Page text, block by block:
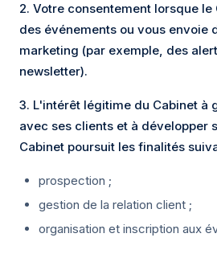
2. Votre consentement lorsque
des événements ou vous envoie
marketing (par exemple, des
newsletter).
3. L'intérêt légitime du Cabinet à
avec ses clients et à développer
Cabinet poursuit les finalités
prospection ;
gestion de la relation client ;
organisation et inscription aux